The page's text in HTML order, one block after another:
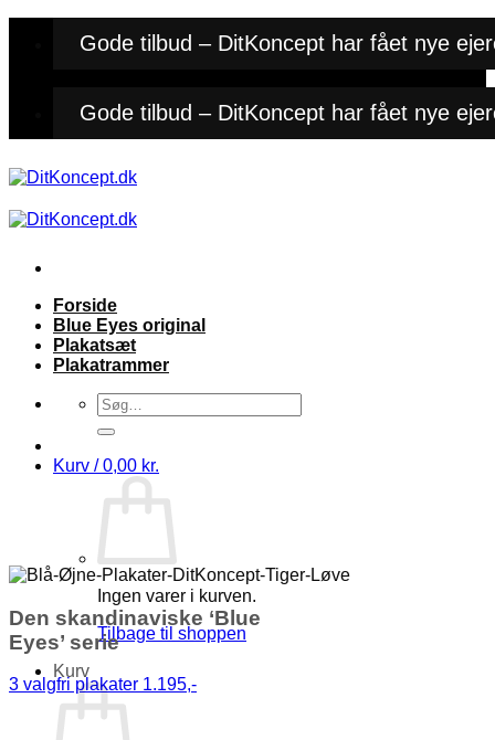
Gode tilbud – DitKoncept har fået nye
Gode tilbud – DitKoncept har fået nye
Forside
Blue Eyes original
Plakatsæt
Plakatrammer
Søg
efter:
Kurv /0,00 kr.
Ingen varer i kurven.
Tilbage til shoppen
Kurv
Den skandinaviske ‘Blue
Eyes’ serie
3 valgfri plakater 1.195,-